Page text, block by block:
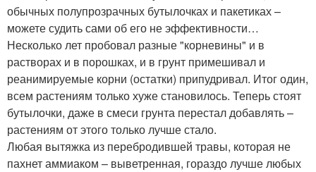
обычных полупрозрачных бутылочках и пакетиках –
можете судить сами об его не эффективности…
Несколько лет пробовал разные "корневины" и в
растворах и в порошках, и в грунт примешивал и
реанимируемые корни (остатки) припудривал. Итог один,
всем растениям только хуже становилось. Теперь стоят
бутылочки, даже в смеси грунта перестал добавлять –
растениям от этого только лучше стало.
Любая вытяжка из перебродившей травы, которая не
пахнет аммиаком – выветренная, гораздо лучше любых